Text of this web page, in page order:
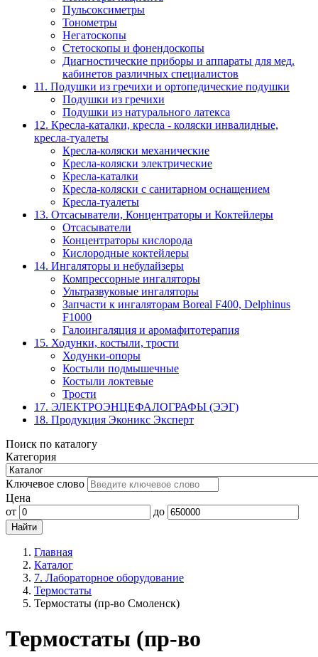
Пульсоксиметры
Тонометры
Негатоскопы
Стетоскопы и фонендоскопы
Диагностические приборы и аппараты для мед.
кабинетов различных специалистов
11. Подушки из гречихи и ортопедические подушки
Подушки из гречихи
Подушки из натурального латекса
12. Кресла-каталки, кресла - коляски инвалидные,
кресла-туалеты
Кресла-коляски механические
Кресла-коляски электрические
Кресла-каталки
Кресла-коляски с санитарном оснащением
Кресла-туалеты
13. Отсасыватели, Концентраторы и Коктейлеры
Отсасыватели
Концентраторы кислорода
Кислородные коктейлеры
14. Ингаляторы и небулайзеры
Компрессорные ингаляторы
Ультразвуковые ингаляторы
Запчасти к ингаляторам Boreal F400, Delphinus
F1000
Галоингаляция и аромафитотерапия
15. Ходунки, костыли, трости
Ходунки-опоры
Костыли подмышечные
Костыли локтевые
Трости
17. ЭЛЕКТРО­ЭНЦЕФАЛОГРАФЫ (ЭЭГ)
18. Продукция Эконикс Эксперт
Поиск по каталогу
Категория
Ключевое слово
Цена
от
до
Главная
Каталог
7. Лабораторное оборудование
Термостаты
Термостаты (пр-во Смоленск)
Термостаты (пр-во